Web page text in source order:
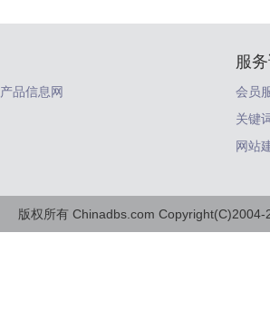
产品信息网
服
会员
关键
网站
版权所有 Chinadbs.com